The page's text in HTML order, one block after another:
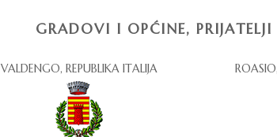
GRADOVI I OPĆINE,
VALDENGO, REPUBLIKA ITALIJA